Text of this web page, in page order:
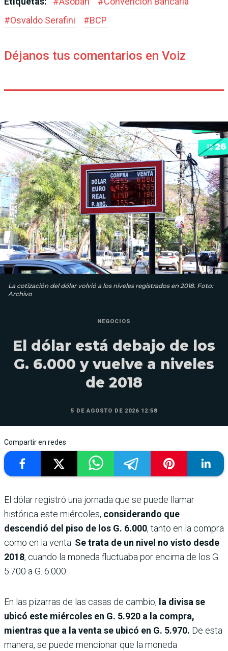
#Osvaldo Serafini #BCP
Déjanos tus comentarios en Voiz
La cotización del dólar volvió a los niveles registrados en 2018. Foto:
Archivo
NEGOCIOS
El dólar está debajo de los
G. 6.000 y vuelve a niveles
de 2018
5 DE AGOSTO DE 2026 12:58
Compartir en redes
El dólar registró una jornada que se puede llamar
histórica este miércoles, considerando que
descendió del piso de los G. 6.000, tanto en la compra
como en la venta. Se trata de un nivel no visto desde
2018, cuando la moneda fluctuaba por encima de los G.
5.700 a G. 6.000.
En las pizarras de las casas de cambio, la divisa se
ubicó este miércoles en G. 5.920 a la compra,
mientras que a la venta se ubicó en G. 5.970. De esta
manera, se puede mencionar que la moneda